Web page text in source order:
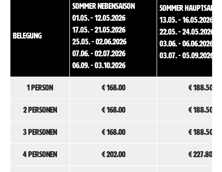
Belegung
Sommer Nebensaison
01.05. - 12.05.2026
17.05. - 21.05.2026
25.05. - 02.06.2026
07.06. - 02.07.2026
06.09. - 03.10.2026
Sommer
13.05. - 16.05.2026
22.05. - 24.05.2026
03.06. - 06.06.2026
03.07. - 05.09.2026
1 Person € 168,00 € 188,50
2 Personen € 168,00 € 188,50
3 Personen € 168,00 € 188,50
4 Personen € 202,00 € 227,80